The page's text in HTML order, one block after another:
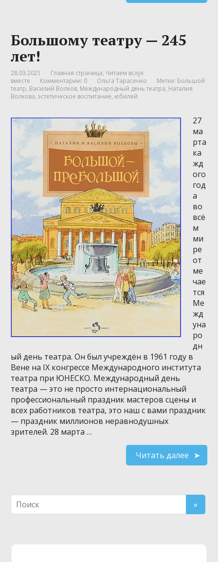
Большому театру — 245
лет!
28.03.2021 Главная страница, Читаем вслух
вместе
Комментарии: 0 Ольга Тарасенко Метки: Большой
театр, Василий Волков, Международный день театра, Наталия
Волкова,эстетическое воспитание, юбилей
27
ма
рта
ка
жд
ого
год
а
во
всё
м
ми
ре
от
ме
чае
тся
Ме
жд
уна
ро
дн
ый день театра. Он был учреждён в 1961 году в
Вене на IX конгрессе Международного института
театра при ЮНЕСКО. Международный день
театра — это не просто интернациональный
профессиональный праздник мастеров сцены и
всех работников театра, это наш с вами праздник
— праздник миллионов неравнодушных
зрителей. 28 марта …
Читать далее